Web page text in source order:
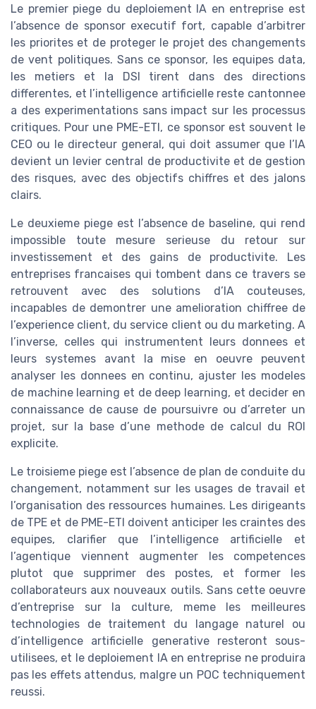
Le premier piege du deploiement IA en entreprise est
l’absence de sponsor executif fort, capable d’arbitrer
les priorites et de proteger le projet des changements
de vent politiques. Sans ce sponsor, les equipes data,
les metiers et la DSI tirent dans des directions
differentes, et l’intelligence artificielle reste cantonnee
a des experimentations sans impact sur les processus
critiques. Pour une PME-ETI, ce sponsor est souvent le
CEO ou le directeur general, qui doit assumer que l’IA
devient un levier central de productivite et de gestion
des risques, avec des objectifs chiffres et des jalons
clairs.
Le deuxieme piege est l’absence de baseline, qui rend
impossible toute mesure serieuse du retour sur
investissement et des gains de productivite. Les
entreprises francaises qui tombent dans ce travers se
retrouvent avec des solutions d’IA couteuses,
incapables de demontrer une amelioration chiffree de
l’experience client, du service client ou du marketing. A
l’inverse, celles qui instrumentent leurs donnees et
leurs systemes avant la mise en oeuvre peuvent
analyser les donnees en continu, ajuster les modeles
de machine learning et de deep learning, et decider en
connaissance de cause de poursuivre ou d’arreter un
projet, sur la base d’une methode de calcul du ROI
explicite.
Le troisieme piege est l’absence de plan de conduite du
changement, notamment sur les usages de travail et
l’organisation des ressources humaines. Les dirigeants
de TPE et de PME-ETI doivent anticiper les craintes des
equipes, clarifier que l’intelligence artificielle et
l’agentique viennent augmenter les competences
plutot que supprimer des postes, et former les
collaborateurs aux nouveaux outils. Sans cette oeuvre
d’entreprise sur la culture, meme les meilleures
technologies de traitement du langage naturel ou
d’intelligence artificielle generative resteront sous-
utilisees, et le deploiement IA en entreprise ne produira
pas les effets attendus, malgre un POC techniquement
reussi.